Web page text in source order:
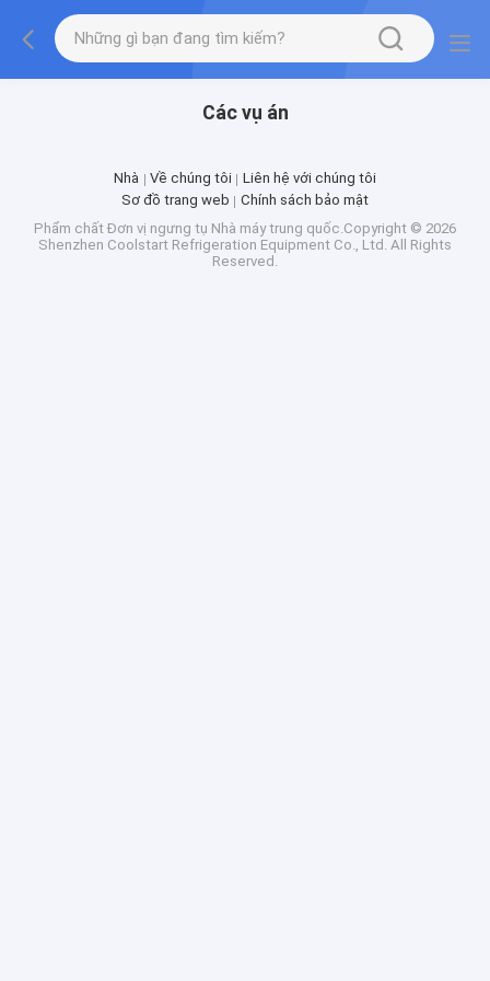
Các vụ án
Nhà Về chúng tôi
Liên hệ với chúng tôi
Sơ đồ trang web
Chính sách bảo mật
Phẩm chất Đơn vị ngưng tụ Nhà máy trung quốc.Copyright © 2026
Shenzhen Coolstart Refrigeration Equipment Co., Ltd. All Rights
Reserved.